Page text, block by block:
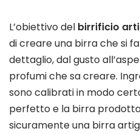
L’obiettivo del birrificio
di creare una birra che si
dettaglio, dal gusto
profumi che sa creare.
sono calibrati in modo
perfetto e la birra
sicuramente una birra